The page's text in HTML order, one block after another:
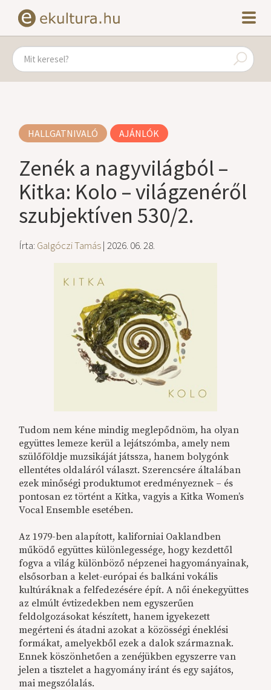
HALLGATNIVALÓ AJÁNLÓK
Zenék a nagyvilágból –
Kitka: Kolo – világzenéről
szubjektíven 530/2.
Írta: Galgóczi Tamás| 2026. 06. 28.
Tudom nem kéne mindig meglepődnöm, ha olyan
együttes lemeze kerül a lejátszómba, amely nem
szülőföldje muzsikáját játssza, hanem bolygónk
ellentétes oldaláról választ. Szerencsére általában
ezek minőségi produktumot eredményeznek – és
pontosan ez történt a Kitka, vagyis a Kitka Women’s
Vocal Ensemble esetében.
Az 1979-ben alapított, kaliforniai Oaklandben
működő együttes különlegessége, hogy kezdettől
fogva a világ különböző népzenei hagyományainak,
elsősorban a kelet-európai és balkáni vokális
kultúráknak a felfedezésére épít. A női énekegyüttes
az elmúlt évtizedekben nem egyszerűen
feldolgozásokat készített, hanem igyekezett
megérteni és átadni azokat a közösségi éneklési
formákat, amelyekből ezek a dalok származnak.
Ennek köszönhetően a zenéjükben egyszerre van
jelen a tisztelet a hagyomány iránt és egy sajátos,
mai megszólalás.